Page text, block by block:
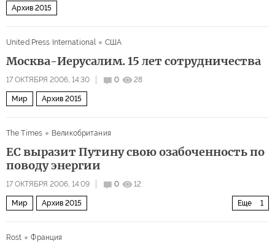
Архив 2015
United Press International США
Москва-Иерусалим. 15 лет сотрудничества
17 ОКТЯБРЯ 2006, 14:30 0 28
Мир Архив 2015
The Times Великобритания
ЕС выразит Путину свою озабоченность по
поводу энергии
17 ОКТЯБРЯ 2006, 14:09 0 12
Еще 1
Мир Архив 2015
Rost
Франция